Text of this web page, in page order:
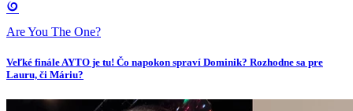
Are You The One?
Veľké finále AYTO je tu! Čo napokon spraví Dominik? Rozhodne sa pre
Lauru, či Máriu?